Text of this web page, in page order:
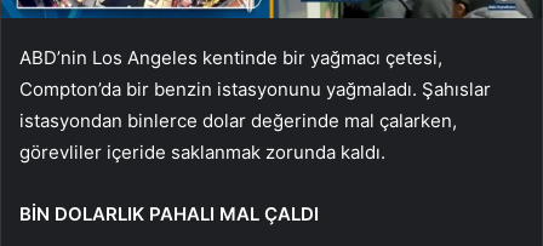
ABD’nin Los Angeles kentinde bir yağmacı çetesi,
Compton’da bir benzin istasyonunu yağmaladı. Şahıslar
istasyondan binlerce dolar değerinde mal çalarken,
görevliler içeride saklanmak zorunda kaldı.
BİN DOLARLIK PAHALI MAL ÇALDI